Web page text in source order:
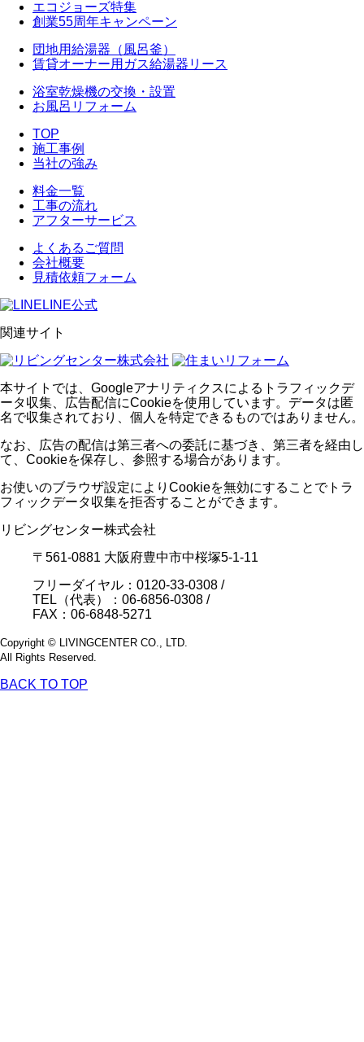
エコジョーズ特集
創業55周年キャンペーン
団地用給湯器（風呂釜）
賃貸オーナー用ガス給湯器リース
浴室乾燥機の交換・設置
お風呂リフォーム
TOP
施工事例
当社の強み
料金一覧
工事の流れ
アフターサービス
よくあるご質問
会社概要
見積依頼フォーム
LINE公式
関連サイト
本サイトでは、Googleアナリティクスによるトラフィックデ
ータ収集、広告配信にCookieを使用しています。データは匿
名で収集されており、個人を特定できるものではありません。
なお、広告の配信は第三者への委託に基づき、第三者を経由し
て、Cookieを保存し、参照する場合があります。
お使いのブラウザ設定によりCookieを無効にすることでトラ
フィックデータ収集を拒否することができます。
リビングセンター株式会社
〒561-0881 大阪府豊中市中桜塚5-1-11
フリーダイヤル：0120-33-0308 /
TEL（代表）：06-6856-0308 /
FAX：06-6848-5271
Copyright © LIVINGCENTER CO., LTD.
All Rights Reserved.
BACK TO TOP